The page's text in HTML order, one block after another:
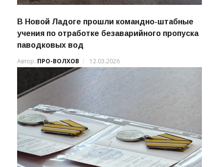
В Новой Ладоге прошли командно-штабные
паводковых вод
ПРО-ВОЛХОВ